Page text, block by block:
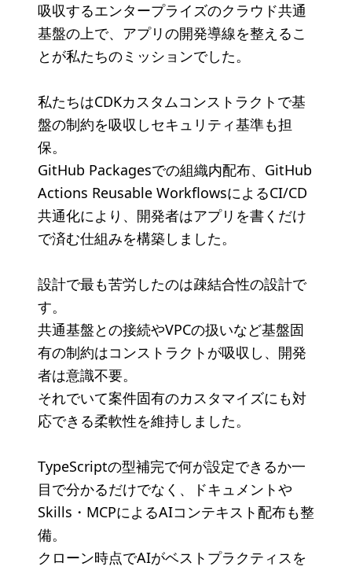
吸収するエンタープライズのクラウド共通
基盤の上で、アプリの開発導線を整えるこ
とが私たちのミッションでした。
私たちはCDKカスタムコンストラクトで基
盤の制約を吸収しセキュリティ基準も担
保。
GitHub Packagesでの組織内配布、GitHub
Actions Reusable WorkflowsによるCI/CD
共通化により、開発者はアプリを書くだけ
で済む仕組みを構築しました。
設計で最も苦労したのは疎結合性の設計で
す。
共通基盤との接続やVPCの扱いなど基盤固
有の制約はコンストラクトが吸収し、開発
者は意識不要。
それでいて案件固有のカスタマイズにも対
応できる柔軟性を維持しました。
TypeScriptの型補完で何が設定できるか一
目で分かるだけでなく、ドキュメントや
Skills・MCPによるAIコンテキスト配布も整
備。
クローン時点でAIがベストプラクティスを